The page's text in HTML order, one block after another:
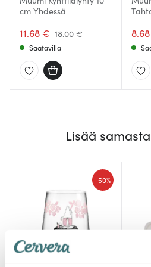
cm Yhdessä
11.68 € 18.00 €
Saatavilla
Lisää
-50%